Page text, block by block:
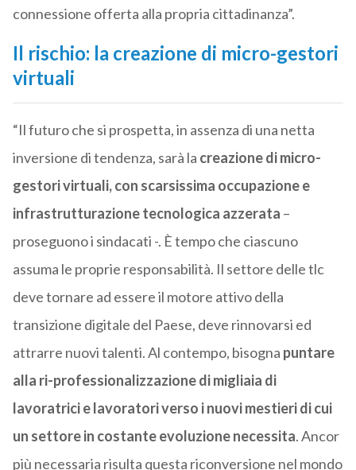
connessione offerta alla propria cittadinanza”.
Il rischio: la creazione di micro-gestori
virtuali
“Il futuro che si prospetta, in assenza di una netta
inversione di tendenza, sarà la creazione di micro-
gestori virtuali, con scarsissima occupazione e
infrastrutturazione tecnologica azzerata –
proseguono i sindacati -. È tempo che ciascuno
assuma le proprie responsabilità. Il settore delle tlc
deve tornare ad essere il motore attivo della
transizione digitale del Paese, deve rinnovarsi ed
attrarre nuovi talenti. Al contempo, bisogna puntare
alla ri-professionalizzazione di migliaia di
lavoratrici e lavoratori verso i nuovi mestieri di cui
un settore in costante evoluzione necessita. Ancor
più necessaria risulta questa riconversione nel mondo